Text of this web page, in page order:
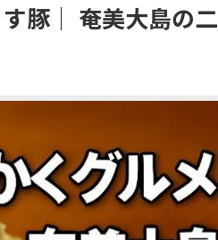
豚｜ 奄美大島の二